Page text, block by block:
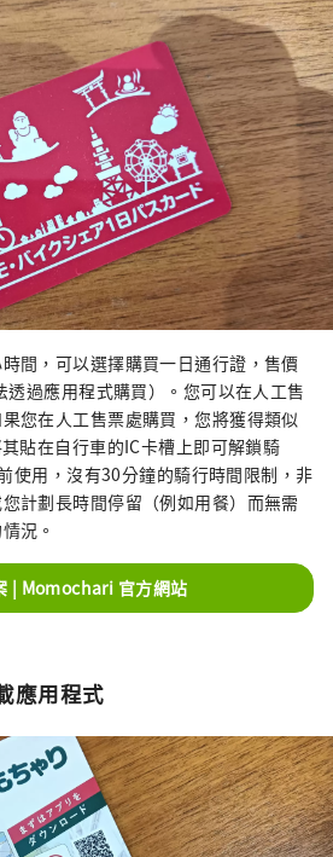
間，可以選擇購買一日通行證，售價
過應用程式購買）。您可以在人工售
您在人工售票處購買，您將獲得類似
貼在自行車的IC卡槽上即可解鎖騎
使用，沒有30分鐘的騎行時間限制，非
計劃長時間停留（例如用餐）而無需
況。
| Momochari 官方網站
應用程式